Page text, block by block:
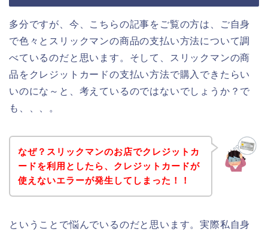
多分ですが、今、こちらの記事をご覧の方は、ご自身
で色々とスリックマンの商品の支払い方法について調
べているのだと思います。そして、スリックマンの商
品をクレジットカードの支払い方法で購入できたらい
いのにな～と、考えているのではないでしょうか？で
も、、、。
なぜ？スリックマンのお店でクレジットカ
ードを利用としたら、クレジットカードが
使えないエラーが発生してしまった！！
ということで悩んでいるのだと思います。実際私自身